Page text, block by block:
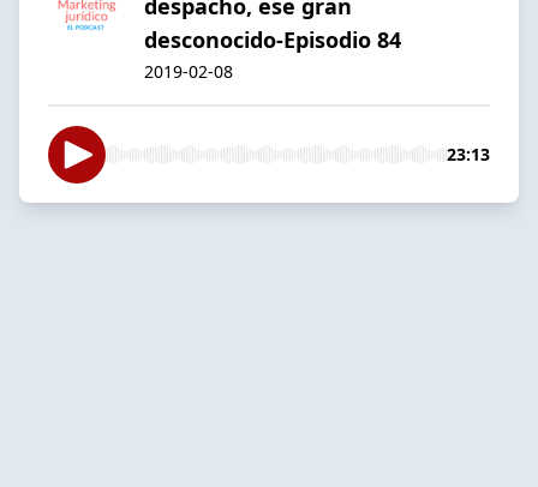
desconocido-Episodio 84
2019-02-08
23:13